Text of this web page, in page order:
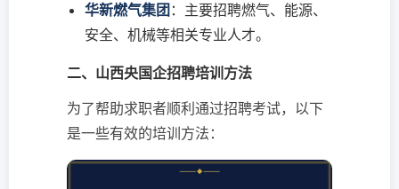
华新燃气集团 ：主要招聘燃气、能源、
安全、机械等相关专业人才。
二、山西央国企招聘培训方法
为了帮助求职者顺利通过招聘考试，以下
是一些有效的培训方法：